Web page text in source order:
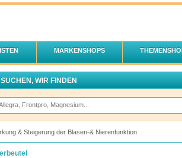
MARKENSHOPS
WIR FINDEN
& Steigerung der Blasen-& Nierenfunktion